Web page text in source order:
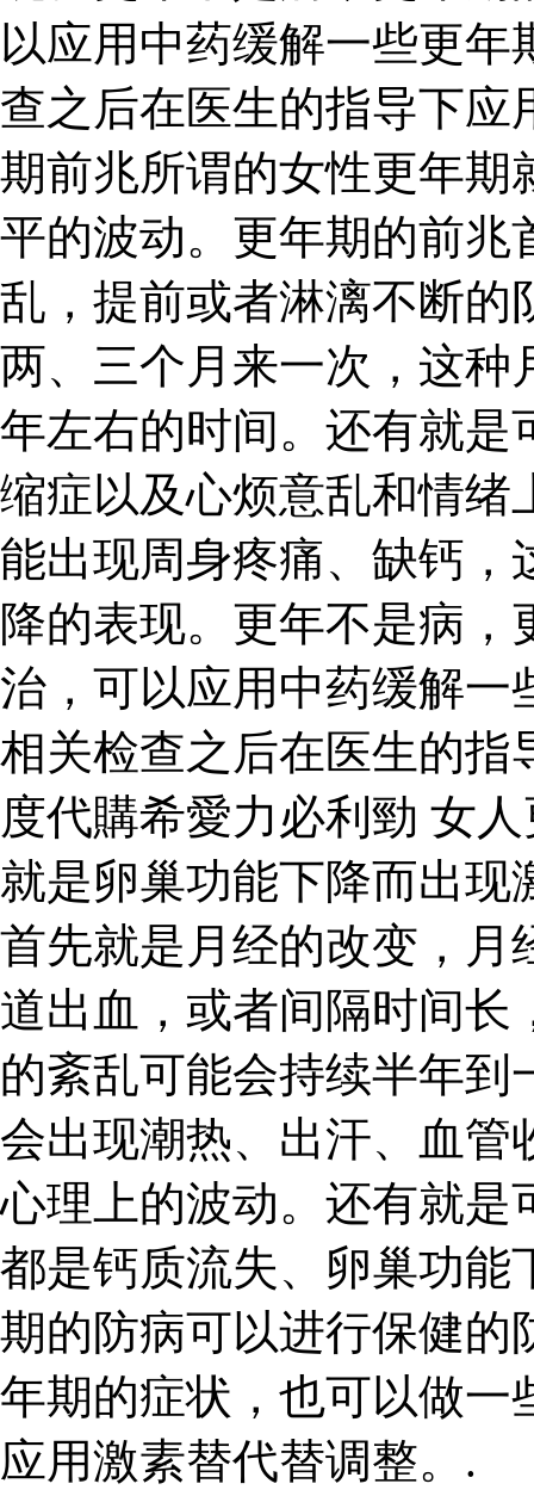
以应用中药缓解一些更
查之后在医生的指导下应
期前兆所谓的女性更年期
平的波动。更年期的前兆
乱，提前或者淋漓不断的
两、三个月来一次，这种
年左右的时间。还有就是
缩症以及心烦意乱和情绪
能出现周身疼痛、缺钙，
降的表现。更年不是病
治，可以应用中药缓解一
相关检查之后在医生的指
度代購希愛力必利勁 女
就是卵巢功能下降而出现
首先就是月经的改变，月
道出血，或者间隔时间长
的紊乱可能会持续半年
会出现潮热、出汗、血管
心理上的波动。还有就是
都是钙质流失、卵巢功能
期的防病可以进行保健的
年期的症状，也可以做一
应用激素替代替调整。.